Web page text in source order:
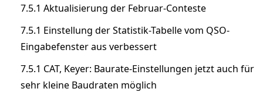
7.5.1 Aktualisierung der Februar-Conteste
7.5.1 Einstellung der Statistik-Tabelle vom QSO-
Eingabefenster aus verbessert
7.5.1 CAT, Keyer: Baurate-Einstellungen jetzt auch für
sehr kleine Baudraten möglich